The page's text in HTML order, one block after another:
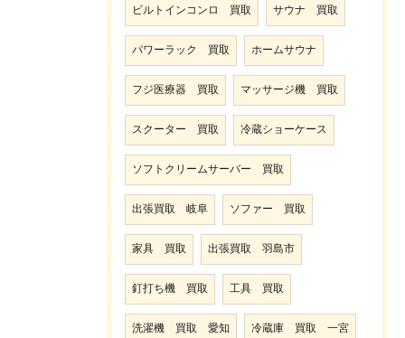
ビルトインコンロ 買取 サウナ 買取
パワーラック 買取 ホームサウナ
フジ医療器 買取 マッサージ機 買取
スクーター 買取 冷蔵ショーケース
ソフトクリームサーバー 買取
出張買取 岐阜 ソファー 買取
家具 買取 出張買取 羽島市
釘打ち機 買取 工具 買取
洗濯機 買取 愛知 冷蔵庫 買取 一宮